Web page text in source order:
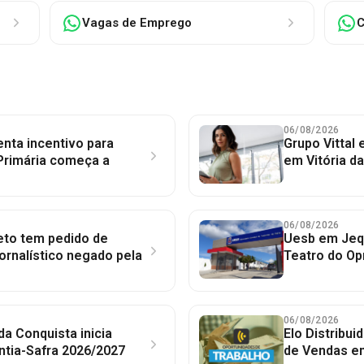
Vagas de Emprego
incentivo para
começa a
06/08/2026
Grupo Vittal
em Vitória
tem pedido de
negado pela
06/08/2026
Uesb em
Teatro do
Conquista inicia
Safra 2026/2027
06/08/2026
Elo
de Vendas